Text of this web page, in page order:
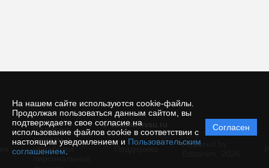
На нашем сайте используются cookie-файлы.
Продолжая пользоваться данным сайтом, вы
подтверждаете свое согласие на
использование файлов cookie в соответствии с
настоящим уведомлением и Пользовательским
соглашением
Согласен
© vestnik.nvsu.ru
Политика
защиты и
обработки
Powered by